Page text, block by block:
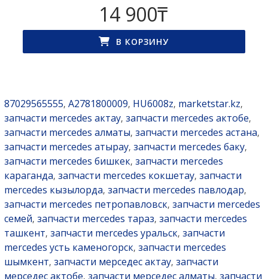
14 900₸
В КОРЗИНУ
87029565555, A2781800009, HU6008z, marketstar.kz,
запчасти mercedes актау, запчасти mercedes актобе,
запчасти mercedes алматы, запчасти mercedes астана,
запчасти mercedes атырау, запчасти mercedes баку,
запчасти mercedes бишкек, запчасти mercedes
караганда, запчасти mercedes кокшетау, запчасти
mercedes кызылорда, запчасти mercedes павлодар,
запчасти mercedes петропавловск, запчасти mercedes
семей, запчасти mercedes тараз, запчасти mercedes
ташкент, запчасти mercedes уральск, запчасти
mercedes усть каменогорск, запчасти mercedes
шымкент, запчасти мерседес актау, запчасти
мерседес актобе, запчасти мерседес алматы, запчасти